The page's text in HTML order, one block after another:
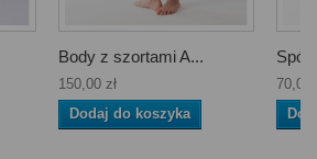
Body z szortami A...
150,00 zł
Dodaj do koszyka
70,00